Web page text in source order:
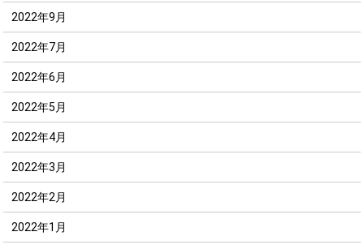
2022年9月
2022年7月
2022年6月
2022年5月
2022年4月
2022年3月
2022年2月
2022年1月